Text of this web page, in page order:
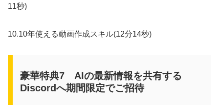
11秒)
10.10年使える動画作成スキル(12分14秒)
豪華特典7 AIの最新情報を共有する
Discordへ期間限定でご招待